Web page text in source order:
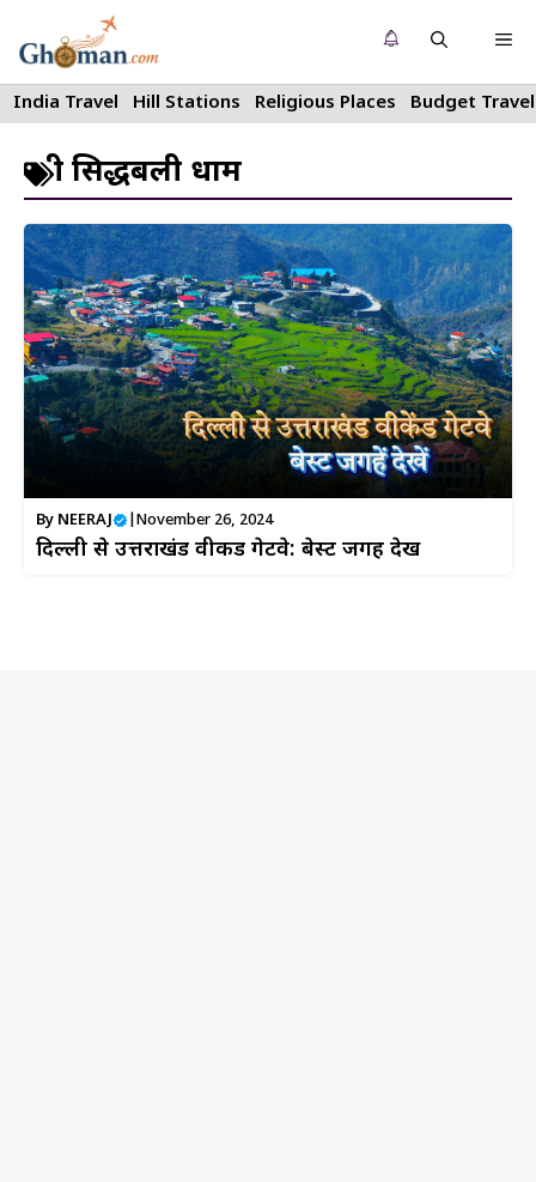
to
content
India Travel Hill Stations Religious Places Budget Travel
श्री सिद्धबली धाम
By NEERAJ November 26, 2024
दिल्ली से उत्तराखंड वीकेंड गेटवे: बेस्ट जगहें देखें